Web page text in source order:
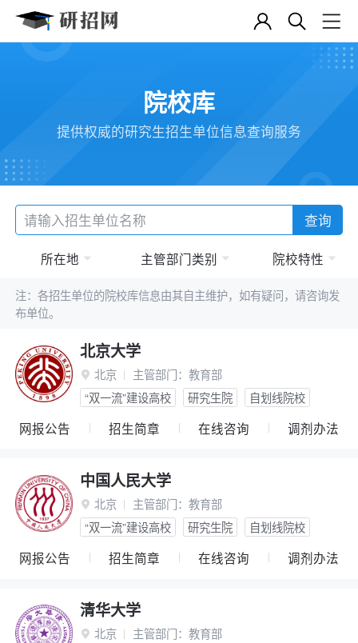
院校库
提供权威的研究生招生单位信息查询服务
查询
所在地 主管部门类别 院校特性
注：各招生单位的院校库信息由其自主维护，如有疑问，请咨询发
布单位。
北京大学
 北京 主管部门： 教育部
“双一流”建设高校
研究生院 自划线院校
网报公告 招生简章 在线咨询 调剂办法
中国人民大学
 北京 主管部门： 教育部
“双一流”建设高校
研究生院 自划线院校
网报公告 招生简章 在线咨询 调剂办法
清华大学
 北京 主管部门： 教育部